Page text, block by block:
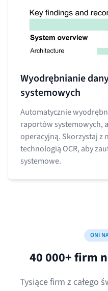
Wyodrębnianie
systemowych
Automatycznie
raportów systemowych,
operacyjną. Skorzystaj z
technologią OCR, aby
systemowe.
ONI
40 000+ firm
Tysiące firm z całego